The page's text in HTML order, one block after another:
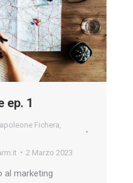
ep. 1
Fichera
2 Marzo 2023
al marketing